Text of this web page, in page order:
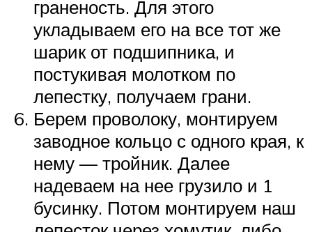
граненость. Для этого
укладываем его на все тот же
шарик от подшипника, и
постукивая молотком по
лепестку, получаем грани.
Берем проволоку, монтируем
заводное кольцо с одного края, к
нему — тройник. Далее
надеваем на нее грузило и 1
бусинку. Потом монтируем наш